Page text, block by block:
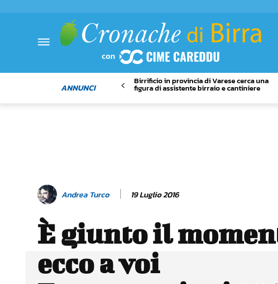
ANNUNCI
Birrificio in provincia di Varese cerca una
figura di assistente birraio e cantiniere
Andrea Turco 19 Luglio 2016
È giunto il
ecco a voi